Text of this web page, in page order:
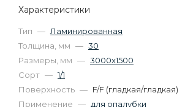
Характеристики
Тип — Ламинированная
Толщина, мм — 30
Размеры, мм — 3000х1500
Сорт — 1/1
Поверхность — F/F (гладкая/гладкая)
Применение — для опалубки